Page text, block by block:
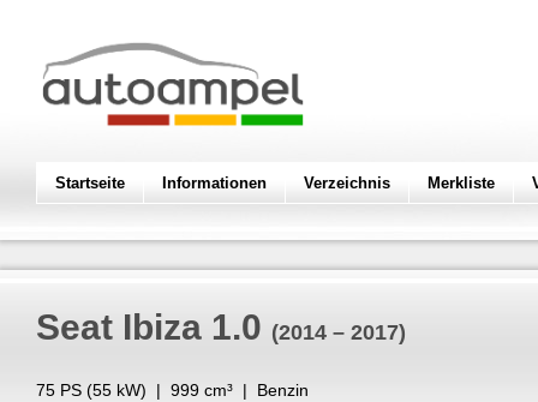
Startseite Informationen Verzeichnis Merkliste
Seat Ibiza 1.0 (2014 – 2017)
75 PS (55 kW) | 999 cm³ | Benzin